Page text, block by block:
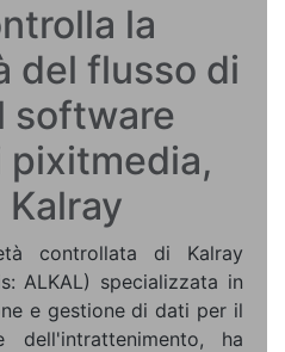
la
del flusso di
software
pixitmedia,
controllata di Kalray
ALKAL) specializzata in
e gestione di dati per il
ha